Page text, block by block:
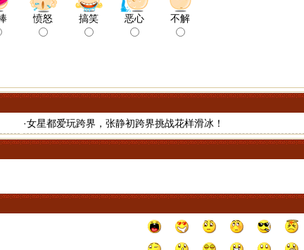
愤怒 搞笑 恶心 不解
·女星都爱玩跨界，张静初跨界挑战花样滑冰！